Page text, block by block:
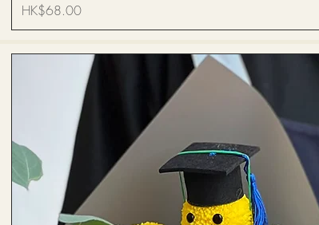
價格
HK$68.00